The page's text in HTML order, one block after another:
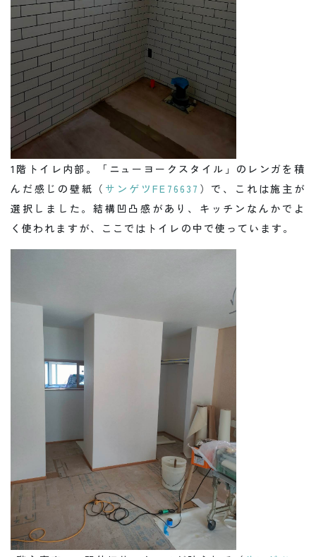
1階トイレ内部。「ニューヨークスタイル」のレンガを積
んだ感じの壁紙（ サンゲツFE76637 ）で、これは施主が
選択しました。結構凹凸感があり、キッチンなんかでよ
く使われますが、ここではトイレの中で使っています。